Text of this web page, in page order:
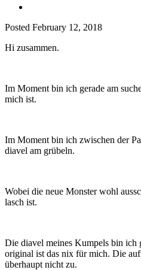
Posted February 12, 2018
Hi zusammen.
Im Moment bin ich gerade am
mich ist.
Im Moment bin ich zwischen der
diavel am grübeln.
Wobei die neue Monster wohl
lasch ist.
Die diavel meines Kumpels bin ich
original ist das nix für mich. Die
überhaupt nicht zu.